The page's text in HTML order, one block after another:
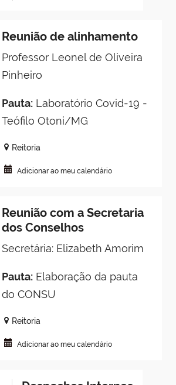
Reunião de alinhamento
Professor Leonel de Oliveira
Pinheiro
Pauta:Laboratório Covid-19 -
Teófilo Otoni/MG
Reitoria
Adicionar ao meu calendário
Reunião com a Secretaria
dos Conselhos
Secretária: Elizabeth Amorim
Pauta:Elaboração da pauta
do CONSU
Reitoria
Adicionar ao meu calendário